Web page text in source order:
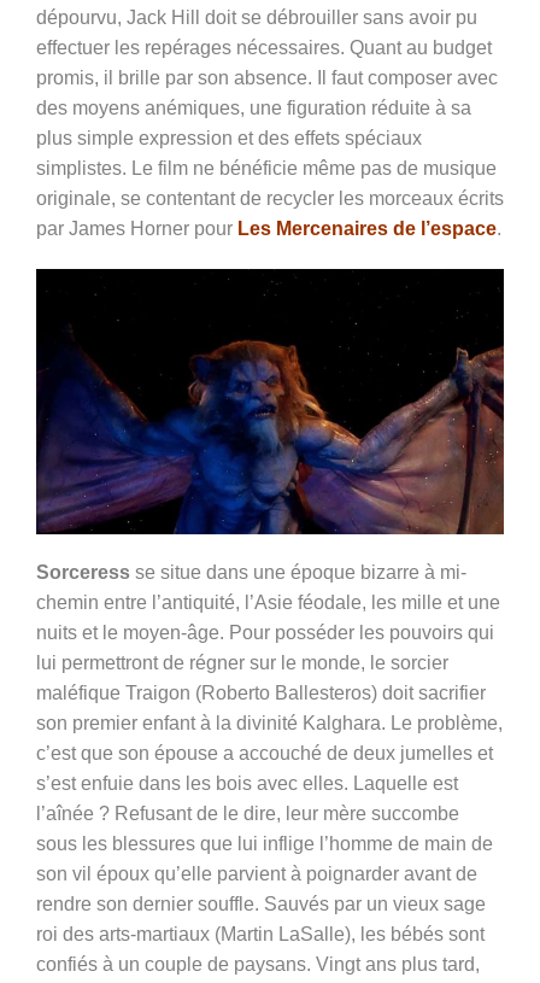
dépourvu, Jack Hill doit se débrouiller sans avoir pu
effectuer les repérages nécessaires. Quant au budget
promis, il brille par son absence. Il faut composer avec
des moyens anémiques, une figuration réduite à sa
plus simple expression et des effets spéciaux
simplistes. Le film ne bénéficie même pas de musique
originale, se contentant de recycler les morceaux écrits
par James Horner pour Les Mercenaires de l’espace.
Sorceress se situe dans une époque bizarre à mi-
chemin entre l’antiquité, l’Asie féodale, les mille et une
nuits et le moyen-âge. Pour posséder les pouvoirs qui
lui permettront de régner sur le monde, le sorcier
maléfique Traigon (Roberto Ballesteros) doit sacrifier
son premier enfant à la divinité Kalghara. Le problème,
c’est que son épouse a accouché de deux jumelles et
s’est enfuie dans les bois avec elles. Laquelle est
l’aînée ? Refusant de le dire, leur mère succombe
sous les blessures que lui inflige l’homme de main de
son vil époux qu’elle parvient à poignarder avant de
rendre son dernier souffle. Sauvés par un vieux sage
roi des arts-martiaux (Martin LaSalle), les bébés sont
confiés à un couple de paysans. Vingt ans plus tard,